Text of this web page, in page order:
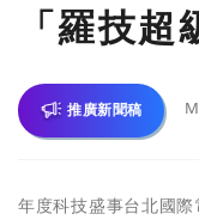
「羅技
推廣新聞稿
年度科技盛事台北國際